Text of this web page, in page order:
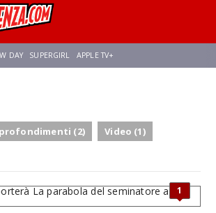
DAY SUPERGIRL APPLE TV+
(2) Video (1)
1